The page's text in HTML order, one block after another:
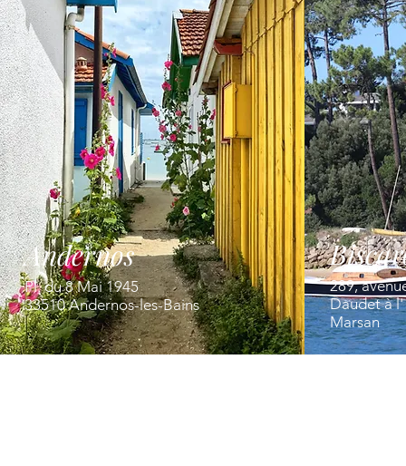
Andernos
Pl. du 8 Mai 1945
33510 Andernos-les-Bains
289,
Daudet à l'
Marsan